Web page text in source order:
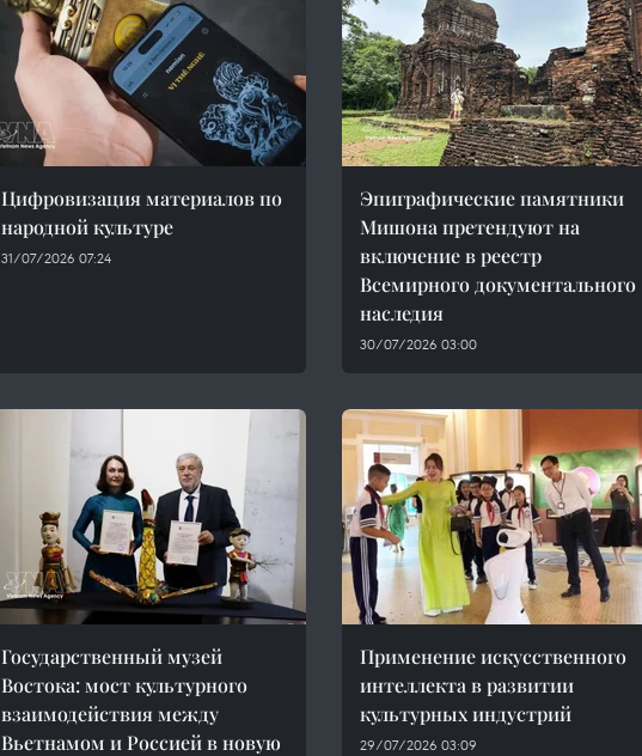
Цифровизация материалов по
народной культуре
31/07/2026 07:24
Эпиграфические памятники
Мишона претендуют на
включение в реестр
Всемирного документального
наследия
30/07/2026 03:00
Государственный музей
Востока: мост культурного
взаимодействия между
Вьетнамом и Россией в новую
Применение искусственного
интеллекта в развитии
культурных индустрий
29/07/2026 03:09